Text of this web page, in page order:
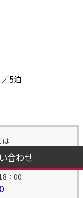
5泊
は
合わせ
：00